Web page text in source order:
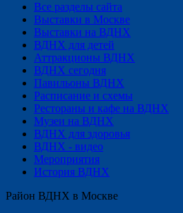
Все разделы сайта
Выставки в Москве
Выставки на ВДНХ
ВДНХ для детей
Аттракционы ВДНХ
ВДНХ сегодня
Павильоны ВДНХ
Расписание и схемы
Рестораны и кафе на ВДНХ
Музеи на ВДНХ
ВДНХ для здоровья
ВДНХ - видео
Мероприятия
История ВДНХ
Район ВДНХ в Москве